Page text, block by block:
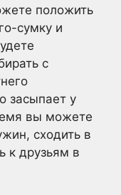
положить
сумку и
с
засыпает у
вы можете
сходить в
к друзьям в